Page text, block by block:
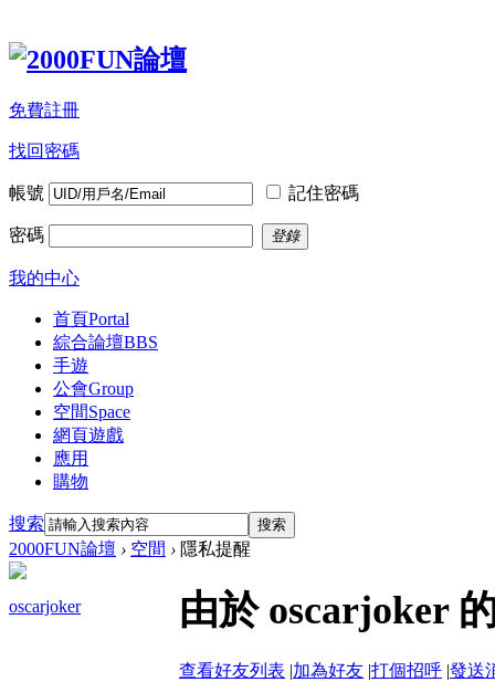
免費註冊
找回密碼
帳號 記住密碼
密碼 登錄
我的中心
首頁Portal
綜合論壇BBS
手遊
公會Group
空間Space
網頁遊戲
應用
購物
搜索 搜索
2000FUN論壇 › 空間 › 隱私提醒
oscarjoker 由於 oscarjoker
查看好友列表 |加為好友 |打個招呼 |發送